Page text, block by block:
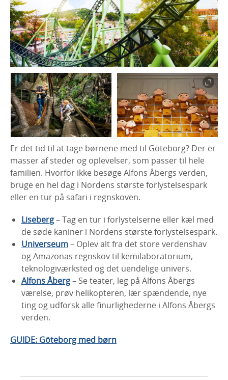
Er det tid til at tage børnene med til Göteborg? Der er
masser af steder og oplevelser, som passer til hele
familien. Hvorfor ikke besøge Alfons Åbergs verden,
bruge en hel dag i Nordens største forlystelsespark
eller en tur på safari i regnskoven.
Liseberg– Tag en tur i forlystelserne eller kæl med
de søde kaniner i Nordens største forlystelsespark.
Universeum– Oplev alt fra det store verdenshav
og Amazonas regnskov til kemilaboratorium,
teknologiværksted og det uendelige univers.
Alfons Åberg– Se teater, leg på Alfons Åbergs
værelse, prøv helikopteren, lær spændende, nye
ting og udforsk alle finurlighederne i Alfons Åbergs
verden.
GUIDE: Göteborg med børn